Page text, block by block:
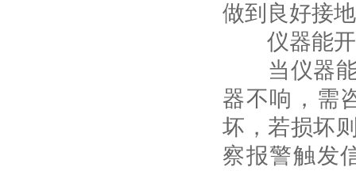
做到良好接
仪器能开
当仪器能
器不响，需
坏，若损坏
察报警触发